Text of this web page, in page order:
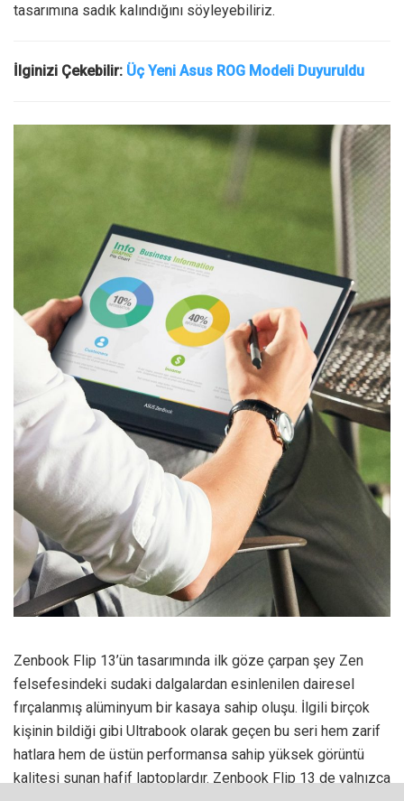
tasarımına sadık kalındığını söyleyebiliriz.
İlginizi Çekebilir: Üç Yeni Asus ROG Modeli Duyuruldu
Zenbook Flip 13’ün tasarımında ilk göze çarpan şey Zen
felsefesindeki sudaki dalgalardan esinlenilen dairesel
fırçalanmış alüminyum bir kasaya sahip oluşu. İlgili birçok
kişinin bildiği gibi Ultrabook olarak geçen bu seri hem zarif
hatlara hem de üstün performansa sahip yüksek görüntü
kalitesi sunan hafif laptoplardır. Zenbook Flip 13 de yalnızca